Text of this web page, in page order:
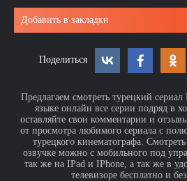
Добавить в закладки
Поделиться
Предлагаем смотреть турецкий
языке онлайн все серии подряд в
оставляйте свои комментарии и
от просмотра любимого сериала с
турецкого кинематографа.
озвучке можно с мобильного под
так же на IPad и IPhone, а так же в
телевизоре бесплатно и